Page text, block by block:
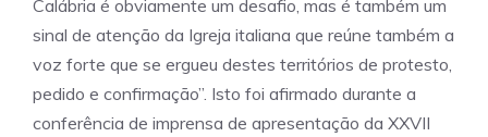
Calábria é obviamente um desafio, mas é também um
sinal de atenção da Igreja italiana que reúne também a
voz forte que se ergueu destes territórios de protesto,
pedido e confirmação”. Isto foi afirmado durante a
conferência de imprensa de apresentação da XXVII